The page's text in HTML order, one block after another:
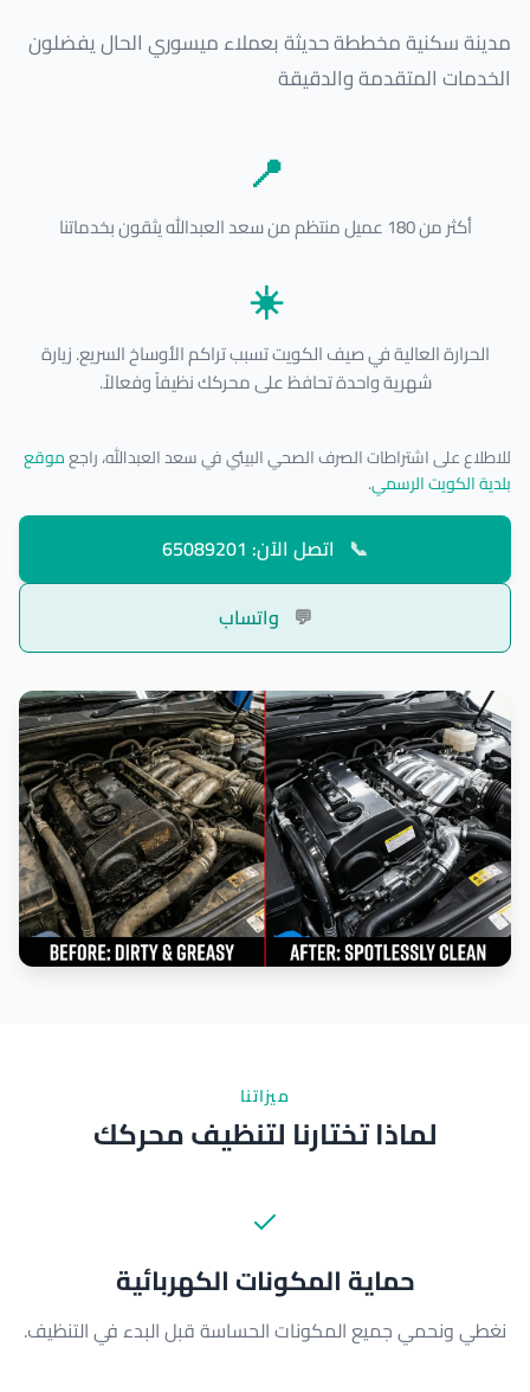
مدينة سكنية مخططة حديثة بعملاء ميسوري الحال يفضلون
الخدمات المتقدمة والدقيقة
📍
أكثر من 180 عميل منتظم من سعد العبدالله يثقون بخدماتنا
☀️
الحرارة العالية في صيف الكويت تسبب تراكم الأوساخ السريع. زيارة
شهرية واحدة تحافظ على محركك نظيفاً وفعالاً.
للاطلاع على اشتراطات الصرف الصحي البيئي في سعد العبدالله، راجعموقع
بلدية الكويت الرسمي.
📞 اتصل الآن: 65089201
💬 واتساب
ميزاتنا
لماذا تختارنا لتنظيف محركك
حماية المكونات الكهربائية
نغطي ونحمي جميع المكونات الحساسة قبل البدء في التنظيف.